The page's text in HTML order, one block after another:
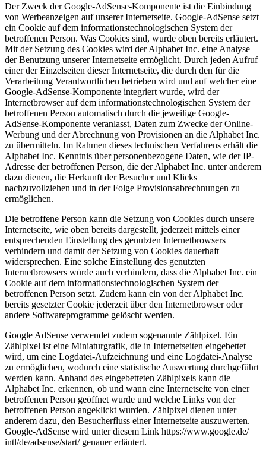
Der Zweck der Google-AdSense-Komponente ist die Einbindung
von Werbeanzeigen auf unserer Internetseite. Google-AdSense setzt
ein Cookie auf dem informationstechnologischen System der
betroffenen Person. Was Cookies sind, wurde oben bereits erläutert.
Mit der Setzung des Cookies wird der Alphabet Inc. eine Analyse
der Benutzung unserer Internetseite ermöglicht. Durch jeden Aufruf
einer der Einzelseiten dieser Internetseite, die durch den für die
Verarbeitung Verantwortlichen betrieben wird und auf welcher eine
Google-AdSense-Komponente integriert wurde, wird der
Internetbrowser auf dem informationstechnologischen System der
betroffenen Person automatisch durch die jeweilige Google-
AdSense-Komponente veranlasst, Daten zum Zwecke der Online-
Werbung und der Abrechnung von Provisionen an die Alphabet Inc.
zu übermitteln. Im Rahmen dieses technischen Verfahrens erhält die
Alphabet Inc. Kenntnis über personenbezogene Daten, wie der IP-
Adresse der betroffenen Person, die der Alphabet Inc. unter anderem
dazu dienen, die Herkunft der Besucher und Klicks
nachzuvollziehen und in der Folge Provisionsabrechnungen zu
ermöglichen.
Die betroffene Person kann die Setzung von Cookies durch unsere
Internetseite, wie oben bereits dargestellt, jederzeit mittels einer
entsprechenden Einstellung des genutzten Internetbrowsers
verhindern und damit der Setzung von Cookies dauerhaft
widersprechen. Eine solche Einstellung des genutzten
Internetbrowsers würde auch verhindern, dass die Alphabet Inc. ein
Cookie auf dem informationstechnologischen System der
betroffenen Person setzt. Zudem kann ein von der Alphabet Inc.
bereits gesetzter Cookie jederzeit über den Internetbrowser oder
andere Softwareprogramme gelöscht werden.
Google AdSense verwendet zudem sogenannte Zählpixel. Ein
Zählpixel ist eine Miniaturgrafik, die in Internetseiten eingebettet
wird, um eine Logdatei-Aufzeichnung und eine Logdatei-Analyse
zu ermöglichen, wodurch eine statistische Auswertung durchgeführt
werden kann. Anhand des eingebetteten Zählpixels kann die
Alphabet Inc. erkennen, ob und wann eine Internetseite von einer
betroffenen Person geöffnet wurde und welche Links von der
betroffenen Person angeklickt wurden. Zählpixel dienen unter
anderem dazu, den Besucherfluss einer Internetseite auszuwerten.
Google-AdSense wird unter diesem Link https://www.google.de/
intl/de/adsense/start/ genauer erläutert.